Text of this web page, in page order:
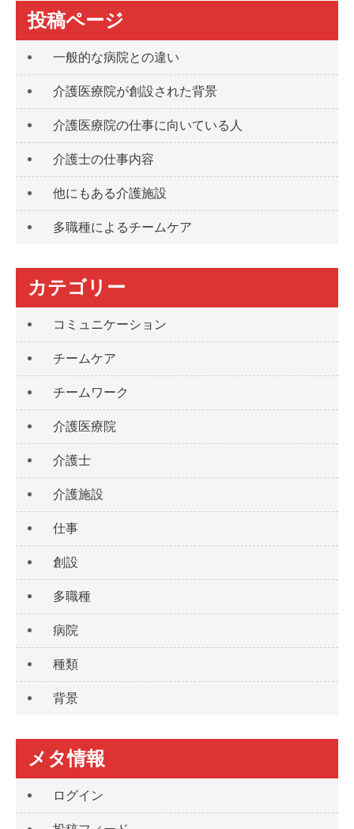
投稿ページ
一般的な病院との違い
介護医療院が創設された背景
介護医療院の仕事に向いている人
介護士の仕事内容
他にもある介護施設
多職種によるチームケア
カテゴリー
コミュニケーション
チームケア
チームワーク
介護医療院
介護士
介護施設
仕事
創設
多職種
病院
種類
背景
メタ情報
ログイン